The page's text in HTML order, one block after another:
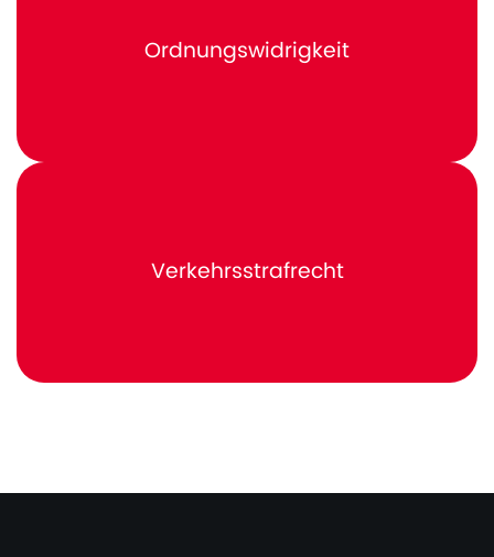
Ordnungswidrigkeit
Verkehrsstrafrecht